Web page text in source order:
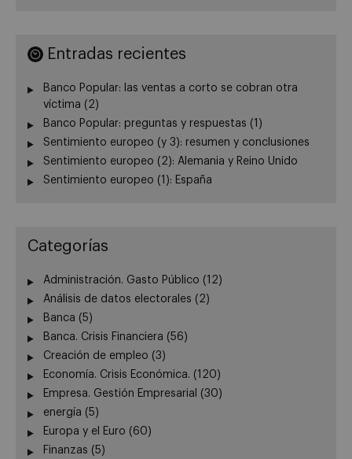
Entradas recientes
Banco Popular: las ventas a corto se cobran otra
víctima (2)
Banco Popular: preguntas y respuestas (1)
Sentimiento europeo (y 3): resumen y conclusiones
Sentimiento europeo (2): Alemania y Reino Unido
Sentimiento europeo (1): España
Categorías
Administración. Gasto Público (12)
Análisis de datos electorales (2)
Banca (5)
Banca. Crisis Financiera (56)
Creación de empleo (3)
Economía. Crisis Económica. (120)
Empresa. Gestión Empresarial
(30)
energía (5)
Europa y el Euro (60)
Finanzas (5)